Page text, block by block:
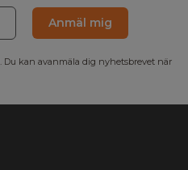
Anmäl mig
. Du kan avanmäla dig nyhetsbrevet när